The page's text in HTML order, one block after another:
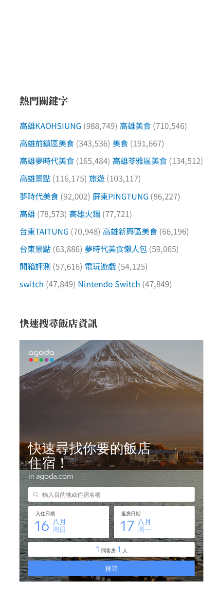
熱門關鍵字
高雄KAOHSIUNG (988,749) 高雄美食 (710,546)
高雄前鎮區美食 (343,536) 美食 (191,667)
高雄夢時代美食 (165,484) 高雄苓雅區美食 (134,512)
高雄景點 (116,175) 旅遊 (103,117)
夢時代美食 (92,002) 屏東PINGTUNG (86,227)
高雄 (78,573) 高雄火鍋 (77,721)
台東TAITUNG (70,948) 高雄新興區美食 (66,196)
台東景點 (63,886) 夢時代美食懶人包 (59,065)
開箱評測 (57,616) 電玩遊戲 (54,125)
switch (47,849) Nintendo Switch (47,849)
快速搜尋飯店資訊